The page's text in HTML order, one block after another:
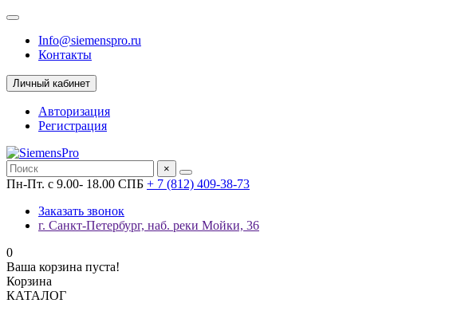
Info@siemenspro.ru
Контакты
Личный кабинет
Авторизация
Регистрация
×
Пн-Пт. с 9.00- 18.00 СПБ + 7 (812) 409-38-73
Заказать звонок
г. Санкт-Петербург, наб. реки Мойки, 36
0
Ваша корзина пуста!
Корзина
КАТАЛОГ